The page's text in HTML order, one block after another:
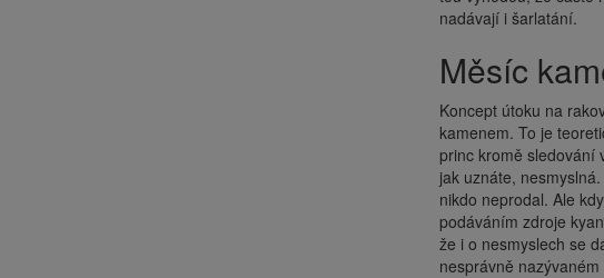
nadávají i šarlatání.
Měsíc
Koncept útoku na
kamenem. To je
princ kromě sledování
jak uznáte,
nikdo neprodal. Ale
podáváním zdroje
že i o nesmyslech se
nesprávně